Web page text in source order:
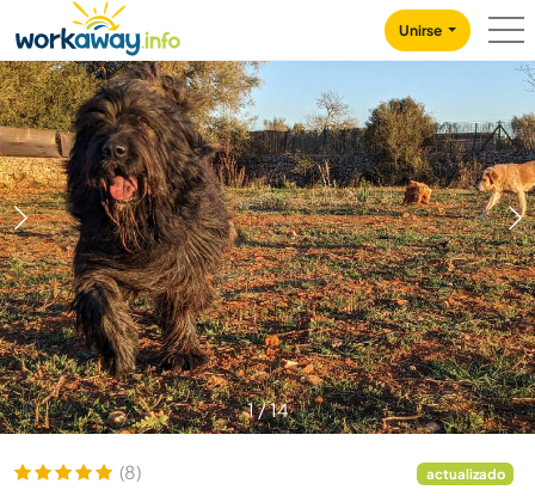
CONTENT
MAIN NAVIGATION
Unirse
1/14
(8) actualizado